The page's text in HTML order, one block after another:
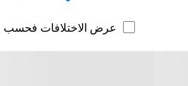
عرض الاختلافات فحسب